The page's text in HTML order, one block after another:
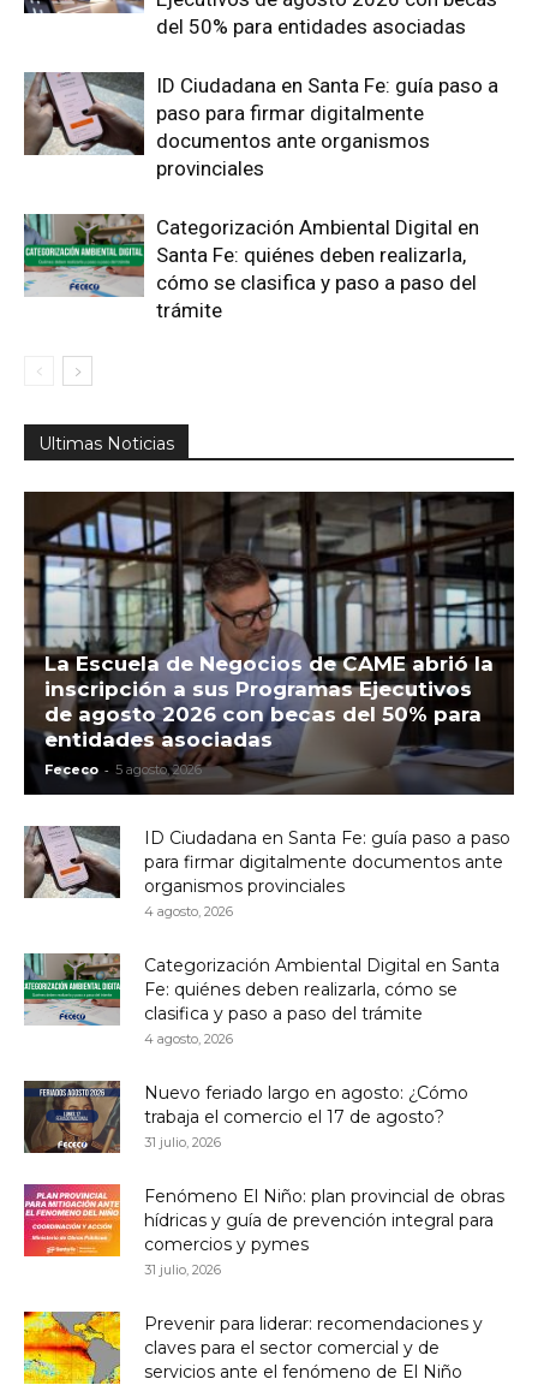
del 50% para entidades asociadas
ID Ciudadana en Santa Fe: guía paso a
paso para firmar digitalmente
documentos ante organismos
provinciales
Categorización Ambiental Digital en
Santa Fe: quiénes deben realizarla,
cómo se clasifica y paso a paso del
trámite
Ultimas Noticias
La Escuela de Negocios de CAME abrió la
inscripción a sus Programas Ejecutivos
de agosto 2026 con becas del 50% para
entidades asociadas
Fececo - 5 agosto, 2026
ID Ciudadana en Santa Fe: guía paso a paso
para firmar digitalmente documentos ante
organismos provinciales
4 agosto, 2026
Categorización Ambiental Digital en Santa
Fe: quiénes deben realizarla, cómo se
clasifica y paso a paso del trámite
4 agosto, 2026
Nuevo feriado largo en agosto: ¿Cómo
trabaja el comercio el 17 de agosto?
31 julio, 2026
Fenómeno El Niño: plan provincial de obras
hídricas y guía de prevención integral para
comercios y pymes
31 julio, 2026
Prevenir para liderar: recomendaciones y
claves para el sector comercial y de
servicios ante el fenómeno de El Niño